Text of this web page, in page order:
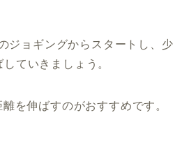
ジョギングからスタートし、少
ていきましょう。
を伸ばすのがおすすめです。